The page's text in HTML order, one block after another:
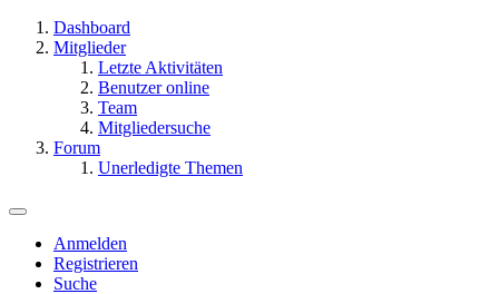
Dashboard
Mitglieder
Letzte Aktivitäten
Benutzer online
Team
Mitgliedersuche
Forum
Unerledigte Themen
Anmelden
Registrieren
Suche